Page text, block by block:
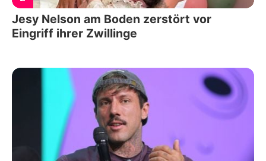
Jesy Nelson am Boden zerstört vor
Eingriff ihrer Zwillinge